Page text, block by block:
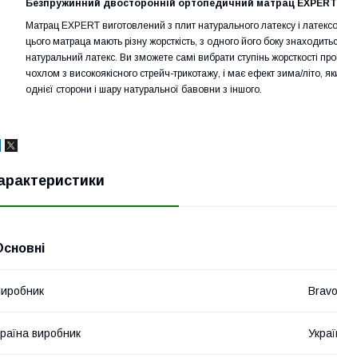
Безпружинний двосторонній ортопедичний матрац
Матрац EXPERT виготовлений з плит натурального латексу і
цього матраца мають різну жорсткість, з одного його боку
натуральний латекс. Ви зможете самі вибрати ступінь жорсткості
чохлом з високоякісного стрейч-трикотажу, і має ефект зима/літо,
однієї сторони і шару натуральної бавовни з іншого.
Bravo
виробник